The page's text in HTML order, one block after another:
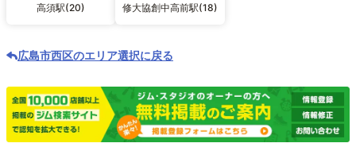
高須駅(20) 修大協創中高前駅(18)
広島市西区のエリア選択に戻る